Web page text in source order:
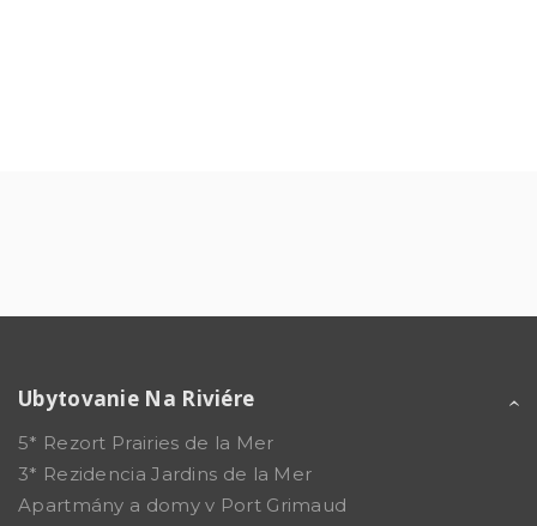
Ubytovanie Na Riviére
5* Rezort Prairies de la Mer
3* Rezidencia Jardins de la Mer
Apartmány a domy v Port Grimaud